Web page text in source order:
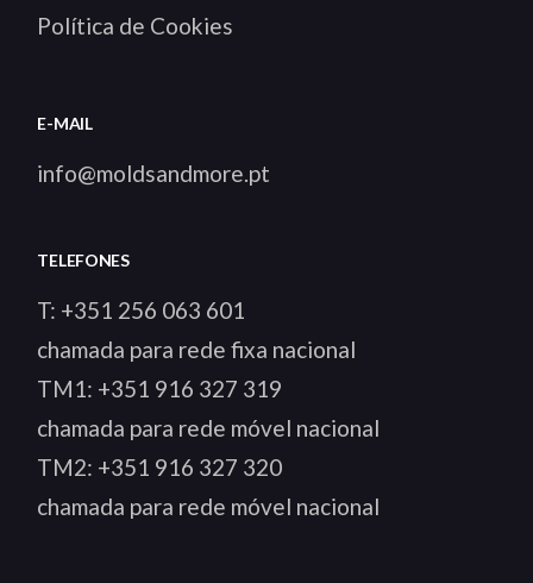
Política de Cookies
E-MAIL
info@moldsandmore.pt
TELEFONES
T: +351 256 063 601
chamada para rede fixa nacional
TM1: +351 916 327 319
chamada para rede móvel nacional
TM2: +351 916 327 320
chamada para rede móvel nacional